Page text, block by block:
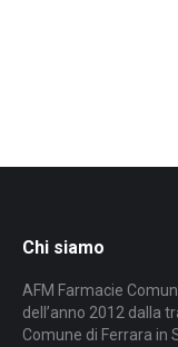
Chi siamo
AFM Farmacie
dell’anno 2012 dalla
Comune di Ferrara in